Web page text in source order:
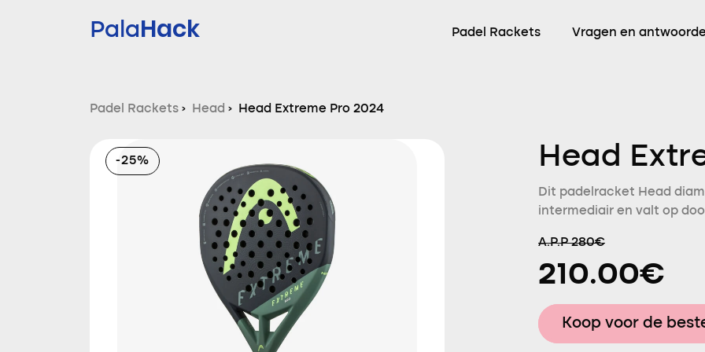
PalaHack Padel Rackets Vragen en
Padel Rackets › Head › Head Extreme Pro 2024
-25% Head
Dit padelracket Head
intermediair en valt op
A.P.P 280€
210.00€
Koop voor de